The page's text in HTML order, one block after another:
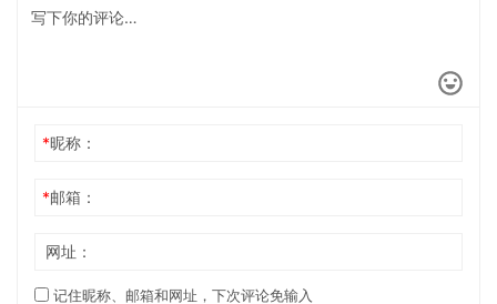
*昵称：
*邮箱：
网址：
记住昵称、邮箱和网址，下次评论免输入